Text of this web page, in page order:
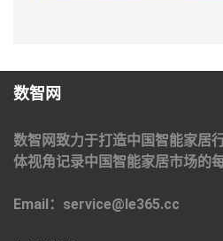
数智网
数智网致力于打造中国智能家居
体视角记录中国智能家居市场的
Email：service@le365.cc